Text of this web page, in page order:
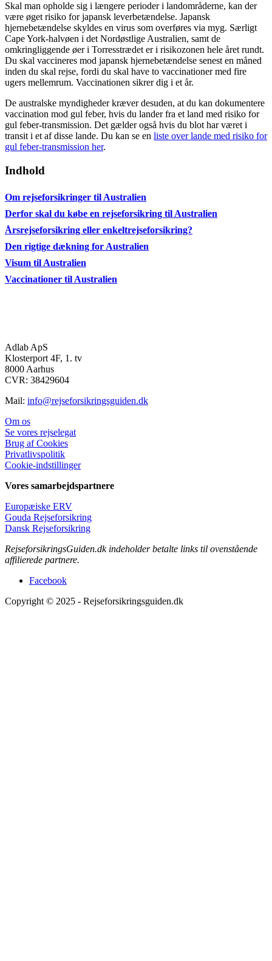
Skal man opholde sig i længere perioder i landområderne, kan der
være øget risiko for japansk leverbetændelse. Japansk
hjernebetændelse skyldes en virus som overføres via myg. Særligt
Cape York-halvøen i det Nordøstlige Australien, samt de
omkringliggende øer i Torresstrædet er i risikozonen hele året rundt.
Du skal vaccineres mod japansk hjernebetændelse senest en måned
inden du skal rejse, fordi du skal have to vaccinationer med fire
ugers mellemrum. Vaccinationen sikrer dig i et år.
De australske myndigheder kræver desuden, at du kan dokumentere
vaccination mod gul feber, hvis du lander fra et land med risiko for
gul feber-transmission. Det gælder også hvis du blot har været i
transit i et af disse lande. Du kan se en liste over lande med risiko for
gul feber-transmission her.
Indhold
Om rejseforsikringer til Australien
Derfor skal du købe en rejseforsikring til Australien
Årsrejseforsikring eller enkeltrejseforsikring?
Den rigtige dækning for Australien
Visum til Australien
Vaccinationer til Australien
Adlab ApS
Klosterport 4F, 1. tv
8000 Aarhus
CVR: 38429604
Mail: info@rejseforsikringsguiden.dk
Om os
Se vores rejselegat
Brug af Cookies
Privatlivspolitik
Cookie-indstillinger
Vores samarbejdspartnere
Europæiske ERV
Gouda Rejseforsikring
Dansk Rejseforsikring
RejseforsikringsGuiden.dk indeholder betalte links til ovenstående
affilierede partnere.
Facebook
Copyright © 2025 - Rejseforsikringsguiden.dk